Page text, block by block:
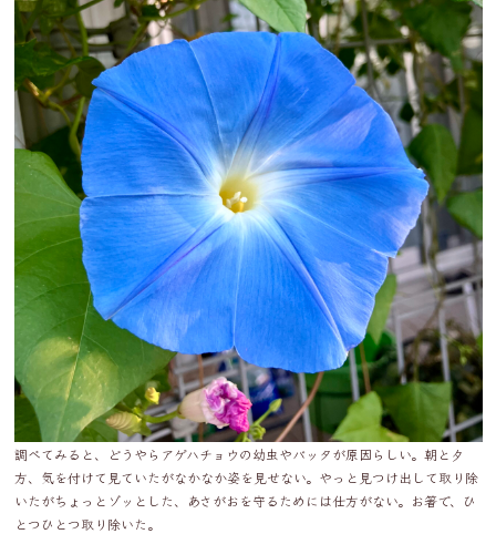
調べてみると、どうやらアゲハチョウの幼虫やバッタが原因らしい。朝と夕
方、気を付けて見ていたがなかなか姿を見せない。やっと見つけ出して取り除
いたがちょっとゾッとした、あさがおを守るためには仕方がない。お箸で、ひ
とつひとつ取り除いた。